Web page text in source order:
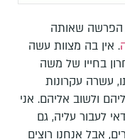
הפרשה שאותה
. אין בה מצוות עשה
בחייו של משה
עשרה עקרונות
ולשוב אליהם. אני
לעבור עליה, גם
אבל אנחנו רוצים